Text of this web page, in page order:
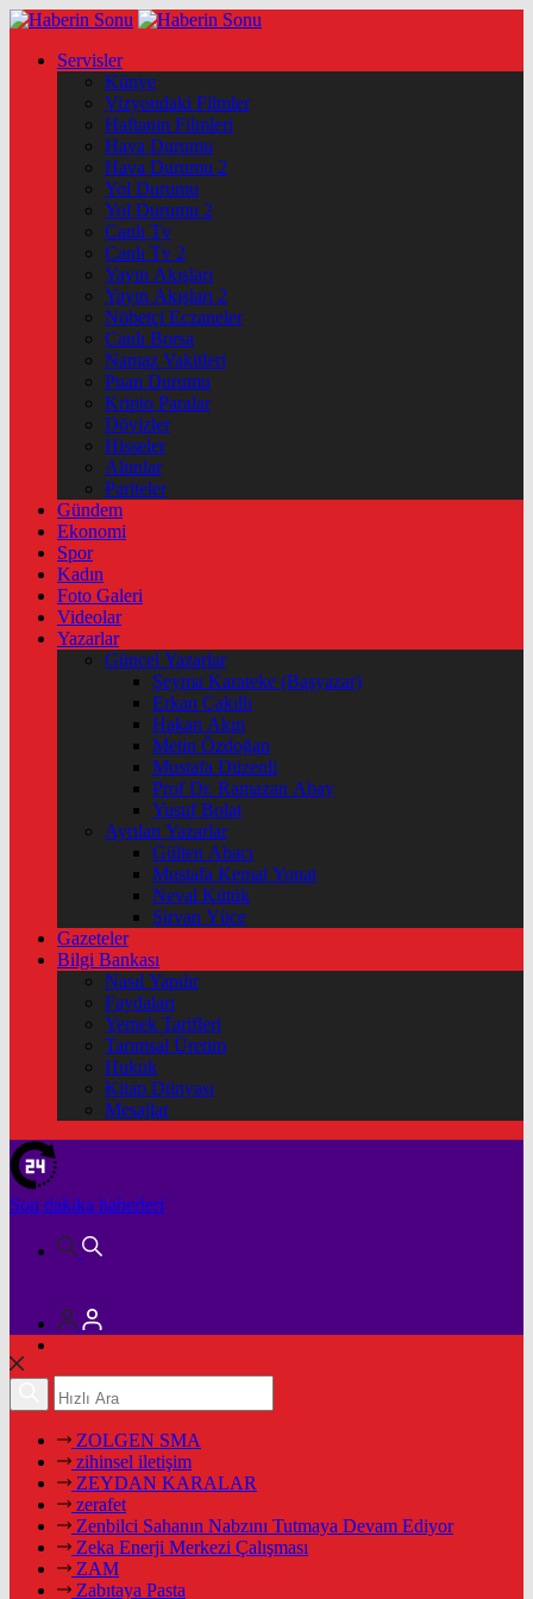
Servisler
Künye
Vizyondaki Filmler
Haftanin Filmleri
Hava Durumu
Hava Durumu 2
Yol Durumu
Yol Durumu 2
Canlı Tv
Canlı Tv 2
Yayın Akışları
Yayın Akışları 2
Nöbetçi Eczaneler
Canlı Borsa
Namaz Vakitleri
Puan Durumu
Kripto Paralar
Dövizler
Hisseler
Altınlar
Pariteler
Gündem
Ekonomi
Spor
Kadın
Foto Galeri
Videolar
Yazarlar
Güncel Yazarlar
Şeyma Karateke (Başyazar)
Erkan Çakıllı
Hakan Akın
Metin Özdoğan
Mustafa Düzenli
Prof Dr. Ramazan Abay
Yusuf Bolat
Ayrılan Yazarlar
Gülten Abacı
Mustafa Kemal Yonat
Neval Kütük
Şirvan Yüce
Gazeteler
Bilgi Bankası
Nasıl Yapılır
Faydaları
Yemek Tarifleri
Tarımsal Üretim
Hukuk
Kitap Dünyası
Mesajlar
Son dakika haberleri
ZOLGEN SMA
zihinsel iletişim
ZEYDAN KARALAR
zerafet
Zenbilci Sahanın Nabzını Tutmaya Devam Ediyor
Zeka Enerji Merkezi Çalışması
ZAM
Zabıtaya Pasta